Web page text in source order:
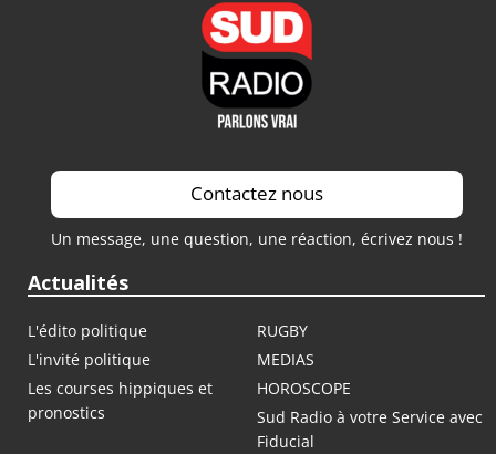
Contactez nous
Un message, une question, une réaction, écrivez nous !
Actualités
L'édito politique
RUGBY
L'invité politique
MEDIAS
Les courses hippiques et
pronostics
HOROSCOPE
Sud Radio à votre Service avec
Fiducial